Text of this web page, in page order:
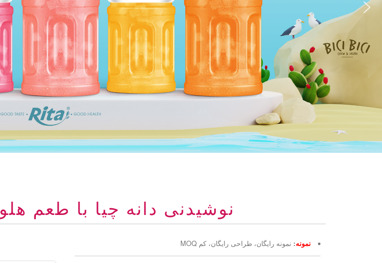
نوشیدنی دانه چیا با طعم هلو 450 میلی لیتر
نمونه: نمونه رایگان، طراحی رایگان، کم MOQ